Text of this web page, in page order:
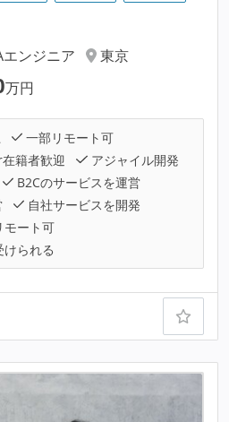
エンジニア
東京
万円
一部リモート可
籍者歓迎
アジャイル開発
B2Cのサービスを運営
自社サービスを開発
モート可
られる